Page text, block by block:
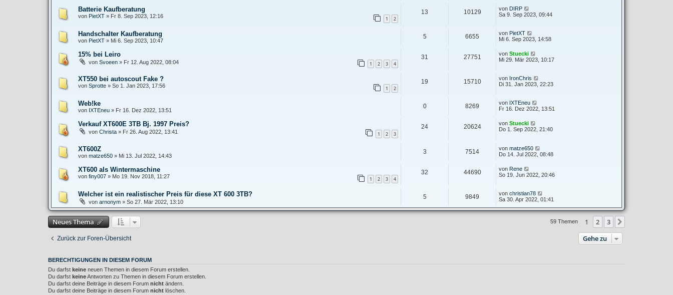
Batterie Kaufberatung
von PietXT » Fr 8. Sep 2023, 12:16 1 2
13 10129 von DIRP
Sa 9. Sep 2023, 09:44
Handschalter Kaufberatung
von PietXT » Mi 6. Sep 2023, 10:47
5 6655 von PietXT
Mi 6. Sep 2023, 14:58
15% bei Leiro
von Svoeen » Fr 12. Aug 2022, 08:04 1 2 3 4
31 27751 von Stuecki
Mi 29. Mär 2023, 10:17
XT550 bei autoscout Fake ?
von Sprotte » So 1. Jan 2023, 17:56 1 2
19 15710 von IronChris
Di 31. Jan 2023, 22:23
Web!ke
von IXTEneu » Fr 16. Dez 2022, 13:51
0 8269 von IXTEneu
Fr 16. Dez 2022, 13:51
Verkauf XT600E 3TB Bj. 1997 Preis?
von Christa » Fr 26. Aug 2022, 13:41 1 2 3
24 20624 von Stuecki
Do 1. Sep 2022, 21:40
XT600Z
von matze650 » Mi 13. Jul 2022, 14:43
3 7514 von matze650
Do 14. Jul 2022, 08:48
XT600 als Wintermaschine
von finy007 » Mo 19. Nov 2018, 11:27 1 2 3 4
32 44690 von Rene
So 19. Jun 2022, 20:46
Welcher ist ein realistischer Preis für diese XT 600 3TB?
von arnonym » So 27. Mär 2022, 13:10
5 9849 von christian78
Sa 30. Apr 2022, 01:41
Neues Thema 59 Themen 1 2 3
Zurück zur Foren-Übersicht Gehe zu
BERECHTIGUNGEN IN DIESEM FORUM
Du darfst keine neuen Themen in diesem Forum erstellen.
Du darfst keineAntworten zu Themen in diesem Forum erstellen.
Du darfst deine Beiträge in diesem Forum nicht ändern.
Du darfst deine Beiträge in diesem Forum nicht löschen.